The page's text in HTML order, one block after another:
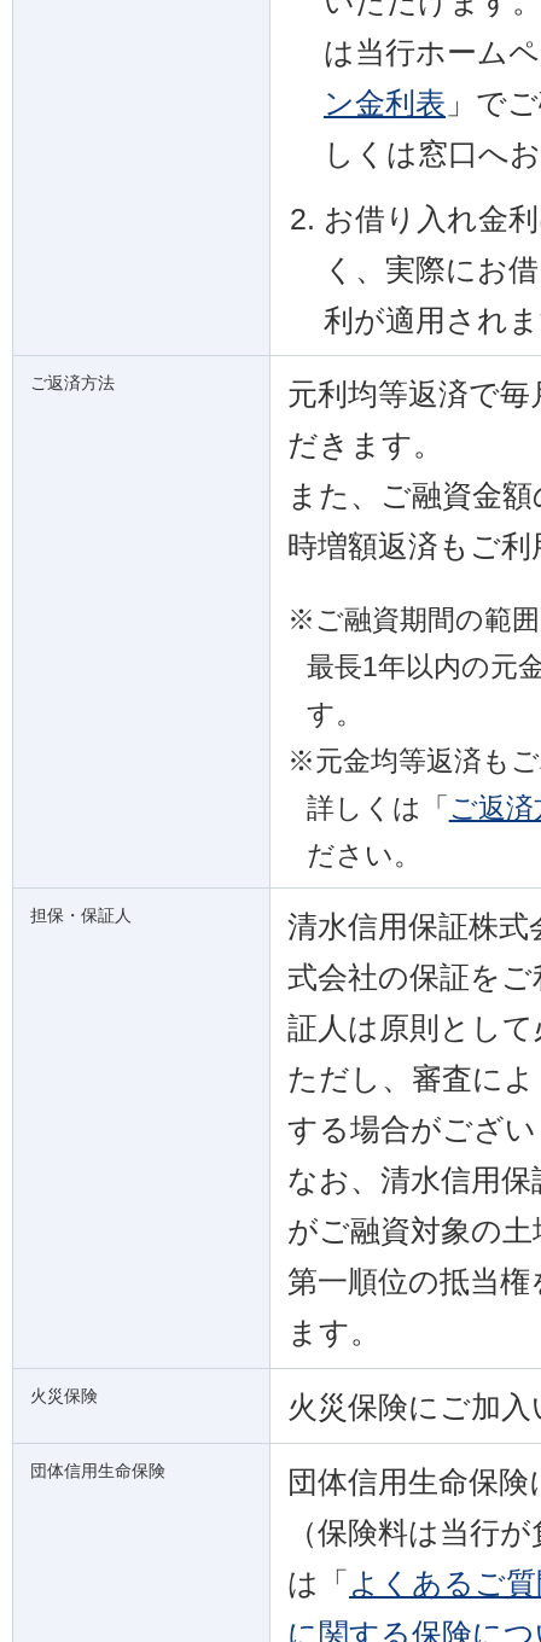
は当行ホーム
ン金利表 」で
しくは窓口へ
お借り入れ金
く、実際にお
利が適用され
ご返済方法
元利均等返済で
だきます。
また、ご融資金
時増額返済もご
※ご融資期間の範
最長1年以内の元
す。
※元金均等返済も
詳しくは「ご返
ださい。
担保・保証人
清水信用保証株
式会社の保証を
証人は原則とし
ただし、審査に
する場合がござ
なお、清水信用
がご融資対象の
第一順位の抵当
ます。
火災保険 火災保険にご加
団体信用生命保険
団体信用生命保
（保険料は当行
は「 よくあるご
に関する保険に